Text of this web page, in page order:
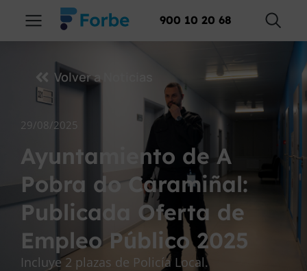
900 10 20 68
Volver a Noticias
29/08/2025
Ayuntamiento de A
Pobra do Caramiñal:
Publicada Oferta de
Empleo Público 2025
Incluye 2 plazas de Policía Local.